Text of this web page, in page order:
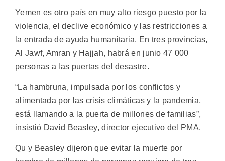
Yemen es otro país en muy alto riesgo puesto por la
violencia, el declive económico y las restricciones a
la entrada de ayuda humanitaria. En tres provincias,
Al Jawf, Amran y Hajjah, habrá en junio 47 000
personas a las puertas del desastre.
“La hambruna, impulsada por los conflictos y
alimentada por las crisis climáticas y la pandemia,
está llamando a la puerta de millones de familias”,
insistió David Beasley, director ejecutivo del PMA.
Qu y Beasley dijeron que evitar la muerte por